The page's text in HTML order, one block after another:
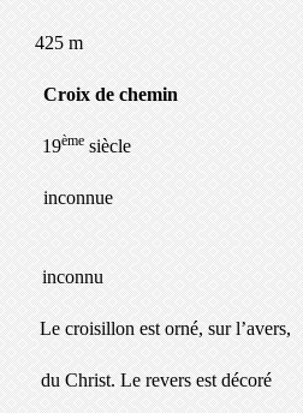
425 m
Croix de chemin
19èmesiècle
inconnue
inconnu
Le croisillon est orné, sur l’avers,
est décoré